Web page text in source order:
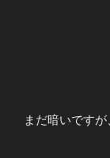
まだ暗いですが